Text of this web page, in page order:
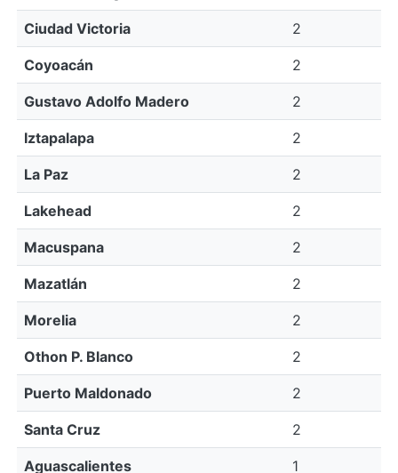
Ciudad Victoria 2
Coyoacán 2
Gustavo Adolfo Madero 2
Iztapalapa 2
La Paz 2
Lakehead 2
Macuspana 2
Mazatlán 2
Morelia 2
Othon P. Blanco 2
Puerto Maldonado 2
Santa Cruz 2
Aguascalientes 1